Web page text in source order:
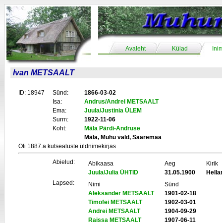
Avaleht Külad
Ivan METSAALT
ID: 18947 Sünd:
1866-03-02
Isa:
Andrus/Andrei METSAALT
Ema:
Juula/Justinia ÜLEM
Surm:
1922-11-06
Koht:
Mäla Pärdi-Andruse
Mäla, Muhu vald, Saaremaa
Oli 1887.a kutsealuste üldnimekirjas
Abielud: Abikaasa Aeg
Kirik
Juula/Julia ÜHTID
31.05.1900
Lapsed:
Nimi
Sünd
Aleksander METSAALT
1901-02-18
Timofei METSAALT
1902-03-01
Andrei METSAALT
1904-09-29
Raissa METSAALT
1907-06-11